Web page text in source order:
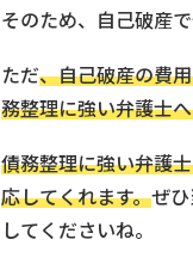
そのため、自己破産
ただ、自己破産の費
務整理に強い弁護士
債務整理に強い弁護
応してくれます。ぜ
してくださいね。